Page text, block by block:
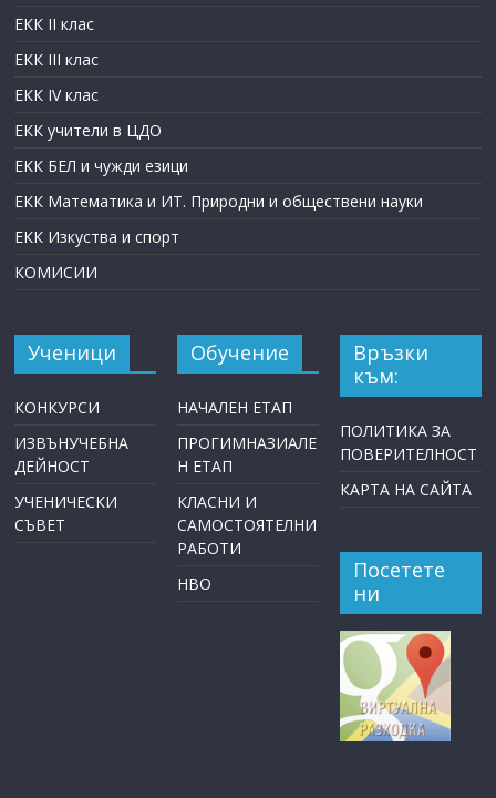
ЕКК II клас
ЕКК III клас
ЕКК IV клас
ЕКК учители в ЦДО
ЕКК БЕЛ и чужди езици
ЕКК Математика и ИТ. Природни и обществени науки
ЕКК Изкуства и спорт
КОМИСИИ
Ученици
КОНКУРСИ
ИЗВЪНУЧЕБНА
ДЕЙНОСТ
УЧЕНИЧЕСКИ
СЪВЕТ
Обучение
НАЧАЛЕН ЕТАП
ПРОГИМНАЗИАЛЕ
Н ЕТАП
КЛАСНИ И
САМОСТОЯТЕЛНИ
РАБОТИ
НВО
Връзки
към:
ПОЛИТИКА ЗА
ПОВЕРИТЕЛНОСТ
КАРТА НА САЙТА
Посетете
ни